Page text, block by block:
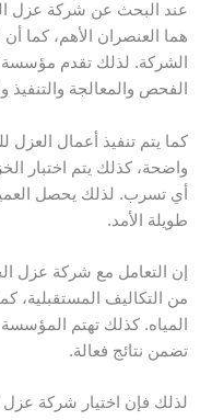
عند البحث عن شركة عزل
هما العنصران الأهم، كما أن
الشركة. لذلك تقدم
الفحص والمعالجة والتنفيذ
كما يتم تنفيذ أعمال العزل
واضحة، كذلك يتم اختبار
أي تسرب. لذلك يحصل
طويلة الأمد.
إن التعامل مع شركة عزل
من التكاليف المستقبلية،
المياه. كذلك تهتم
تضمن نتائج فعالة.
لذلك فإن اختيار شركة